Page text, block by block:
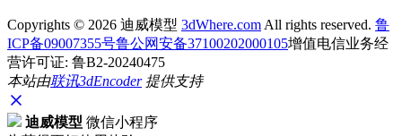
Copyrights © 2026 迪威模型 3dWhere.com All rights reserved. 鲁
ICP备09007355号鲁公网安备37100202000105增值电信业务经
营许可证: 鲁B2-20240475
本站由联讯3dEncoder提供支持
迪威模型 微信小程序